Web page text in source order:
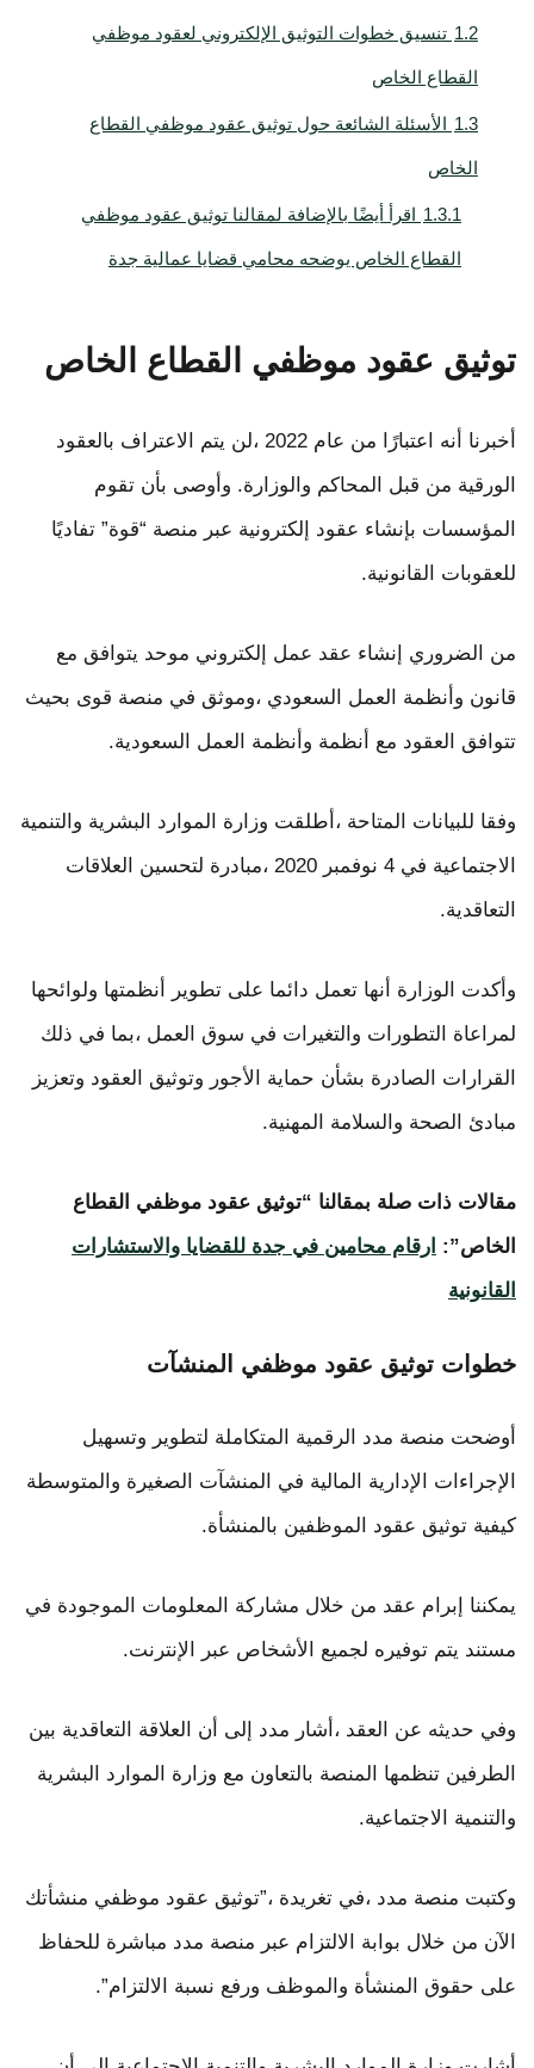
1.2 تنسيق خطوات التوثيق الإلكتروني لعقود موظفي
القطاع الخاص
1.3 الأسئلة الشائعة حول توثيق عقود موظفي القطاع
الخاص
1.3.1 اقرأ أيضًا بالإضافة لمقالنا توثيق عقود موظفي
القطاع الخاص يوضحه محامي قضايا عمالية جدة
توثيق عقود موظفي القطاع الخاص
أخبرنا أنه اعتبارًا من عام 2022 ،لن يتم الاعتراف بالعقود
الورقية من قبل المحاكم والوزارة. وأوصى بأن تقوم
المؤسسات بإنشاء عقود إلكترونية عبر منصة “قوة” تفاديًا
للعقوبات القانونية.
من الضروري إنشاء عقد عمل إلكتروني موحد يتوافق مع
قانون وأنظمة العمل السعودي ،وموثق في منصة قوى بحيث
تتوافق العقود مع أنظمة وأنظمة العمل السعودية.
وفقا للبيانات المتاحة ،أطلقت وزارة الموارد البشرية والتنمية
الاجتماعية في 4 نوفمبر 2020 ،مبادرة لتحسين العلاقات
التعاقدية.
وأكدت الوزارة أنها تعمل دائما على تطوير أنظمتها ولوائحها
لمراعاة التطورات والتغيرات في سوق العمل ،بما في ذلك
القرارات الصادرة بشأن حماية الأجور وتوثيق العقود وتعزيز
مبادئ الصحة والسلامة المهنية.
مقالات ذات صلة بمقالنا “توثيق عقود موظفي القطاع
الخاص”: ارقام محامين في جدة للقضايا والاستشارات
القانونية
خطوات توثيق عقود موظفي المنشآت
أوضحت منصة مدد الرقمية المتكاملة لتطوير وتسهيل
الإجراءات الإدارية المالية في المنشآت الصغيرة والمتوسطة
كيفية توثيق عقود الموظفين بالمنشأة.
يمكننا إبرام عقد من خلال مشاركة المعلومات الموجودة في
مستند يتم توفيره لجميع الأشخاص عبر الإنترنت.
وفي حديثه عن العقد ،أشار مدد إلى أن العلاقة التعاقدية بين
الطرفين تنظمها المنصة بالتعاون مع وزارة الموارد البشرية
والتنمية الاجتماعية.
وكتبت منصة مدد ،في تغريدة ،”توثيق عقود موظفي منشأتك
الآن من خلال بوابة الالتزام عبر منصة مدد مباشرة للحفاظ
على حقوق المنشأة والموظف ورفع نسبة الالتزام”.